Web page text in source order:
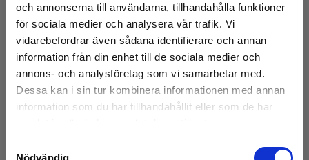
och annonserna till användarna, tillhandahålla funktioner
för sociala medier och analysera vår trafik. Vi
vidarebefordrar även sådana identifierare och annan
information från din enhet till de sociala medier och
annons- och analysföretag som vi samarbetar med.
Dessa kan i sin tur kombinera informationen med annan
information som du har tillhandahållit eller som de har
samlat in när du har använt deras tjänster.
Nödvändig